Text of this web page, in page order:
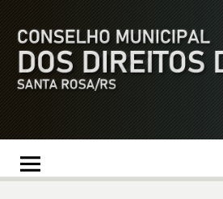
Direitos do